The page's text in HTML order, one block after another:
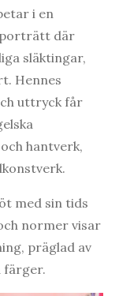
i en
porträtt där
släktingar,
Hennes
uttryck får
hantverk,
med sin tids
normer visar
präglad av
färger.